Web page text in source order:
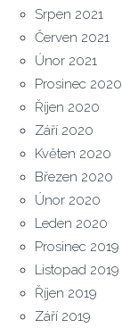
Srpen 2021
Červen 2021
Únor 2021
Prosinec 2020
Říjen 2020
Září 2020
Květen 2020
Březen 2020
Únor 2020
Leden 2020
Prosinec 2019
Listopad 2019
Říjen 2019
Září 2019